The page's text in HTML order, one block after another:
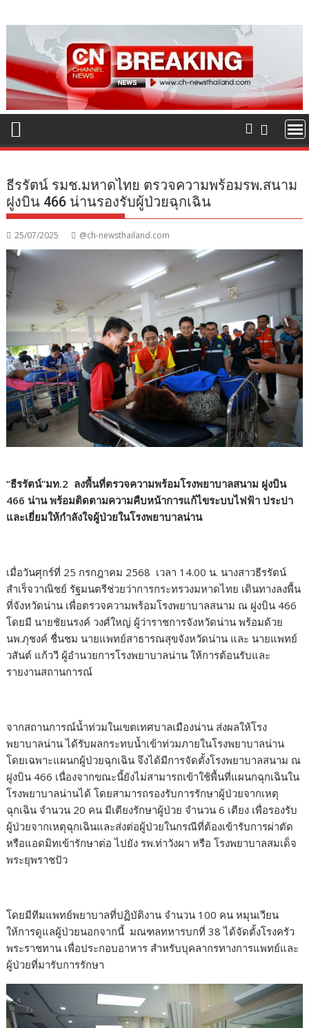
to
content
ธีรรัตน์ รมช.มหาดไทย ตรวจความพร้อมรพ.สนาม
ฝูงบิน 466 น่านรองรับผู้ป่วยฉุกเฉิน
25/07/2025 @ch-newsthailand.com
“ธีรรัตน์”มท.2 ลงพื้นที่ตรวจความพร้อมโรงพยาบาลสนาม ฝูงบิน
466 น่าน พร้อมติดตามความคืบหน้าการแก้ไขระบบไฟฟ้า ประปา
และเยี่ยมให้กำลังใจผู้ป่วยในโรงพยาบาลน่าน
เมื่อวันศุกร์ที่ 25 กรกฎาคม 2568 เวลา 14.00 น. นางสาวธีรรัตน์
สำเร็จวาณิชย์ รัฐมนตรีช่วยว่าการกระทรวงมหาดไทย เดินทางลงพื้น
ที่จังหวัดน่าน เพื่อตรวจความพร้อมโรงพยาบาลสนาม ณ ฝูงบิน 466
โดยมี นายชัยนรงค์ วงศ์ใหญ่ ผู้ว่าราชการจังหวัดน่าน พร้อมด้วย
นพ.ภุชงค์ ชื่นชม นายแพทย์สาธารณสุขจังหวัดน่าน และ นายแพทย์
วสันต์ แก้ววี ผู้อำนวยการโรงพยาบาลน่าน ให้การต้อนรับและ
รายงานสถานการณ์
จากสถานการณ์น้ำท่วมในเขตเทศบาลเมืองน่าน ส่งผลให้โรง
พยาบาลน่าน ได้รับผลกระทบน้ำเข้าท่วมภายในโรงพยาบาลน่าน
โดยเฉพาะแผนกผู้ป่วยฉุกเฉิน จึงได้มีการจัดตั้งโรงพยาบาลสนาม ณ
ฝูงบิน 466 เนื่องจากขณะนี้ยังไม่สามารถเข้าใช้พื้นที่แผนกฉุกเฉินใน
โรงพยาบาลน่านได้ โดยสามารถรองรับการรักษาผู้ป่วยจากเหตุ
ฉุกเฉิน จำนวน 20 คน มีเตียงรักษาผู้ป่วย จำนวน 6 เตียง เพื่อรองรับ
ผู้ป่วยจากเหตุฉุกเฉินและส่งต่อผู้ป่วยในกรณีที่ต้องเข้ารับการผ่าตัด
หรือแอดมิทเข้ารักษาต่อ ไปยัง รพ.ท่าวังผา หรือ โรงพยาบาลสมเด็จ
พระยุพราชปัว
โดยมีทีมแพทย์พยาบาลที่ปฏิบัติงาน จำนวน 100 คน หมุนเวียน
ให้การดูแลผู้ป่วยนอกจากนี้ มณฑลทหารบกที่ 38 ได้จัดตั้งโรงครัว
พระราชทาน เพื่อประกอบอาหาร สำหรับบุคลากรทางการแพทย์และ
ผู้ป่วยที่มารับการรักษา